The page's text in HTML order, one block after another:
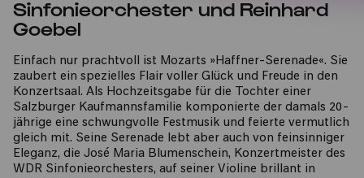
Sinfonieorchester und Reinhard
Goebel
Einfach nur prachtvoll ist Mozarts »Haffner-Serenade«. Sie
zaubert ein spezielles Flair voller Glück und Freude in den
Konzertsaal. Als Hochzeitsgabe für die Tochter einer
Salzburger Kaufmannsfamilie komponierte der damals 20-
jährige eine schwungvolle Festmusik und feierte vermutlich
gleich mit. Seine Serenade lebt aber auch von feinsinniger
Eleganz, die José Maria Blumenschein, Konzertmeister des
WDR Sinfonieorchesters, auf seiner Violine brillant in